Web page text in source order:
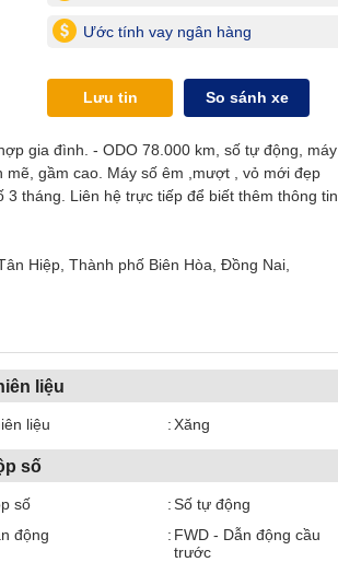
Ước tính vay ngân hàng
Lưu tin So sánh xe
gia đình. - ODO 78.000 km, số tự động, máy
gầm cao. Máy số êm ,mượt , vỏ mới đẹp
3 tháng. Liên hệ trực tiếp để biết thêm thông tin
Hiệp, Thành phố Biên Hòa, Đồng Nai,
liệu
liệu Xăng
số
số
Số tự động
động
FWD - Dẫn động cầu
trước